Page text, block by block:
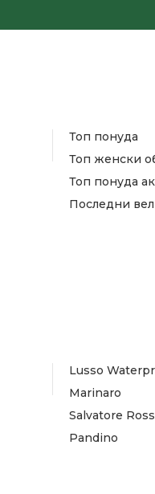
Топ понуда
Топ женски
Топ понуда
Последни
Lusso
Marinaro
Salvatore
Pandino